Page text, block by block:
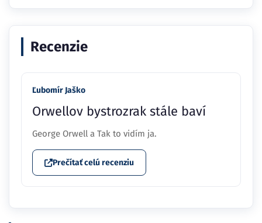
Recenzie
Ľubomír Jaško
Orwellov bystrozrak stále baví
George Orwell a Tak to vidím ja.
Prečítať celú recenziu